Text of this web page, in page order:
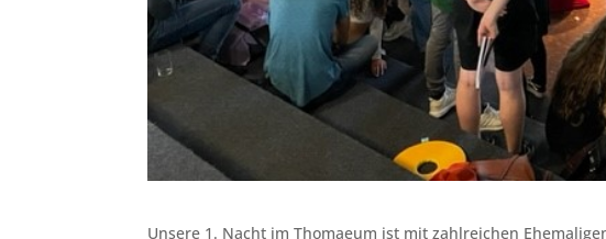
Unsere 1. Nacht im Thomaeum ist mit zahlreichen